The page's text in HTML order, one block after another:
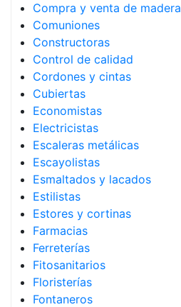
Compra y venta de madera
Comuniones
Constructoras
Control de calidad
Cordones y cintas
Cubiertas
Economistas
Electricistas
Escaleras metálicas
Escayolistas
Esmaltados y lacados
Estilistas
Estores y cortinas
Farmacias
Ferreterías
Fitosanitarios
Floristerías
Fontaneros